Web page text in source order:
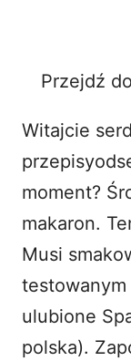
Przejdź
Witajcie
moment?
makaron.
Musi
ulubione
polska).